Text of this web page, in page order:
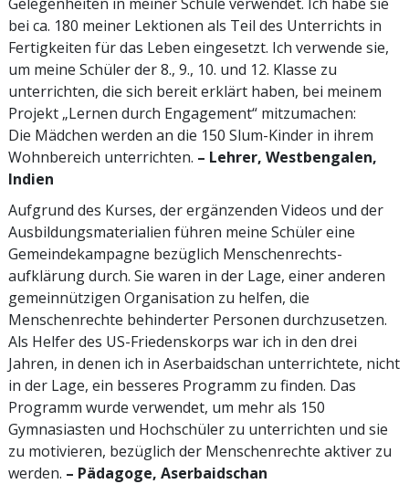
bei ca. 180 meiner Lektionen als Teil des Unterrichts in
Fertigkeiten für das Leben eingesetzt. Ich verwende sie,
um meine Schüler der 8., 9., 10. und 12. Klasse zu
unterrichten, die sich bereit erklärt haben, bei meinem
Projekt „Lernen durch Engagement“ mitzumachen:
Die Mädchen werden an die 150 Slum-Kinder in ihrem
Wohnbereich unterrichten. – Lehrer, Westbengalen,
Indien
Aufgrund des Kurses, der ergänzenden Videos und der
Ausbildungsmaterialien führen meine Schüler eine
Gemeindekampagne bezüglich Menschenrechts­
aufklärung durch. Sie waren in der Lage, einer anderen
gemeinnützigen Organisation zu helfen, die
Menschenrechte behinderter Personen durchzusetzen.
Als Helfer des US-Friedenskorps war ich in den drei
Jahren, in denen ich in Aserbaidschan unterrichtete, nicht
in der Lage, ein besseres Programm zu finden. Das
Programm wurde verwendet, um mehr als 150
Gymnasiasten und Hochschüler zu unterrichten und sie
zu motivieren, bezüglich der Menschenrechte aktiver zu
werden. – Pädagoge, Aserbaidschan